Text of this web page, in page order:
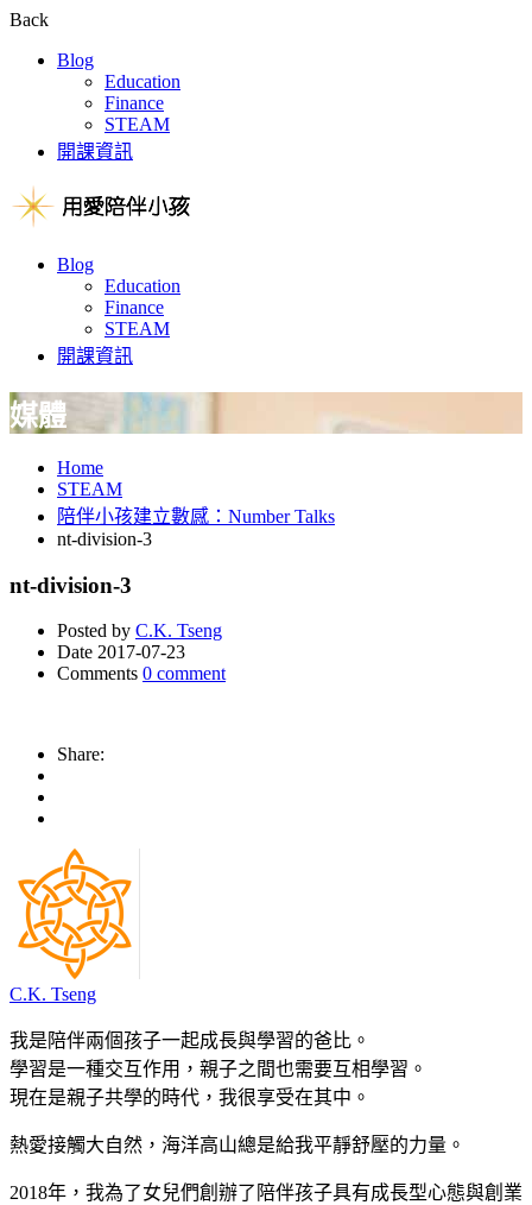
Back
Blog
Education
Finance
STEAM
開課資訊
Blog
Education
Finance
STEAM
開課資訊
媒體
Home
STEAM
陪伴小孩建立數感：Number Talks
nt-division-3
nt-division-3
Posted by C.K. Tseng
Date 2017-07-23
Comments 0 comment
Share:
C.K. Tseng
我是陪伴兩個孩子一起成長與學習的爸比。
學習是一種交互作用，親子之間也需要互相學習。
現在是親子共學的時代，我很享受在其中。
熱愛接觸大自然，海洋高山總是給我平靜舒壓的力量。
2018年，我為了女兒們創辦了陪伴孩子具有成長型心態與創業